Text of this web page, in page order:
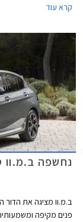
ישווק הדגם בגרסאות 120 ו- M135, כשבהמשך תגיע גרסת הכניסה 116.
קרא עוד
נחשפה ב.מ.וו סדרה 1
פנים מקיפה